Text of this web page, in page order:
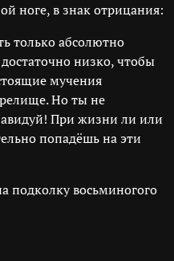
ноге, в знак отрицания:
только абсолютно
низко, чтобы
мучения
Но ты не
При жизни ли или
попадёшь на эти
подколку восьминогого